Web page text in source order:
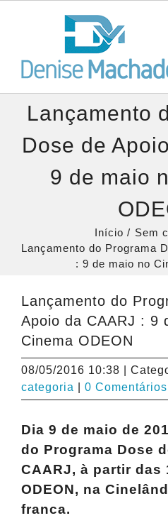
conteúdo
Lançamento
Dose de
9 de maio
Início
Sem
Lançamento do Programa
: 9 de maio no
Lançamento do
Apoio da CAARJ : 9
Cinema ODEON
08/05/2016 10:38
categoria
0 Comentários
Dia 9 de maio de
do Programa Dose
CAARJ, à partir das
ODEON, na
franca.